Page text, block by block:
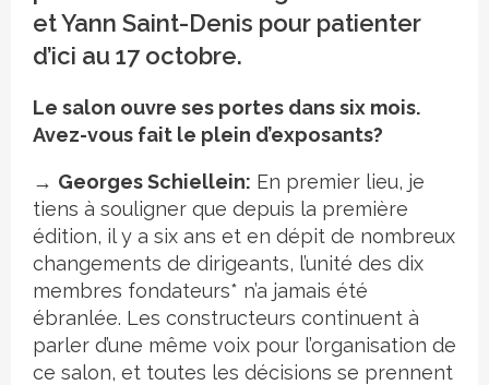
et Yann Saint-Denis pour patienter
d’ici au 17 octobre.
Le salon ouvre ses portes dans six mois.
Avez-vous fait le plein d’exposants?
→ Georges Schiellein: En premier lieu, je
tiens à souligner que depuis la première
édition, il y a six ans et en dépit de nombreux
changements de dirigeants, l’unité des dix
membres fondateurs* n’a jamais été
ébranlée. Les constructeurs continuent à
parler d’une même voix pour l’organisation de
ce salon, et toutes les décisions se prennent